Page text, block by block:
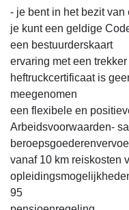
- je bent in het bezit
je kunt een geldige
een bestuurderskaart
ervaring met een
heftruckcertificaat is
meegenomen
een flexibele en
Arbeidsvoorwaarden-
vanaf 10 km reiskosten
95